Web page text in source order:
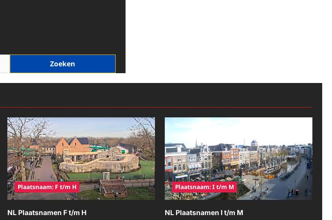
Plaatsnaam: F t/m H
NL Plaatsnamen F t/m H
Plaatsnaam: I t/m M
NL Plaatsnamen I t/m M